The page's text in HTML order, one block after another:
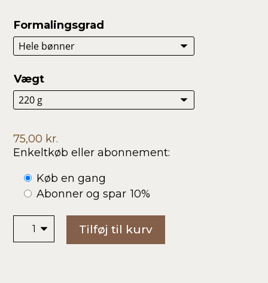
Formalingsgrad
Vægt
75,00 kr.
Enkeltkøb eller abonnement:
Choose
purchase
Køb en gang
Abonner og spar 10%
Mandheling
Tilføj til kurv